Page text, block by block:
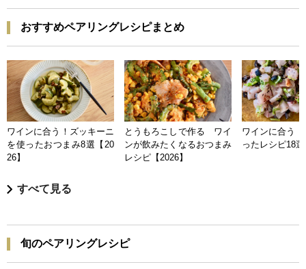
おすすめペアリングレシピまとめ
ワインに合う！ズッキーニ
を使ったおつまみ8選【20
26】
とうもろこしで作る ワイ
ンが飲みたくなるおつまみ
レシピ【2026】
ワインに合う
ったレシピ18
すべて見る
旬のペアリングレシピ